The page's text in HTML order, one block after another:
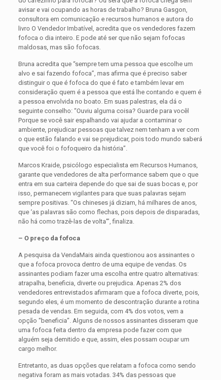
avisar e vai ocupando as horas de trabalho? Bruna Gasgon,
consultora em comunicação e recursos hu­manos e autora do
livro O Vendedor Imbatível, acredita que os vendedores fazem
fofoca o dia inteiro. E pode até ser que não sejam fofocas
maldosas, mas são fofocas.
Bruna acredita que “sempre tem uma pessoa que escolhe um
alvo e sai fazendo fofoca”, mas afirma que é preciso saber
distinguir o que é fofoca do que é fato e também levar em
consideração quem é a pessoa que está lhe contando e quem é
a pessoa envolvida no boato. Em suas palestras, ela dá o
seguinte con­selho: “Ouviu alguma coisa? Guarde para vocêl
Porque se você sair espalhando vai ajudar a contami­nar o
ambiente, prejudicar pessoas que talvez nem tenham a ver com
o que estão falando e vai se preju­dicar, pois todo mundo saberá
que você foi o fofo­queiro da história”.
Marcos Kraide, psicólogo especialista em Recursos Humanos,
garante que vendedores de alta performance sabem que o que
entra em sua carteira depende do que sai de suas bocas e, por
isso, permanecem vigilantes para que suas palavras sejam
sempre positivas. “Os chi­neses já diziam, há milhares de anos,
que ‘as palavras são como flechas, pois depois de disparadas,
não há como trazê-las de volta'”, finaliza.
– O preço da fofoca
A pesquisa da VendaMais ainda questionou aos assinantes o
que a fofoca provoca dentro de uma equipe de vendas. Os
assinantes podiam fazer uma escolha entre quatro alternativas:
atrapalha, beneficia, diverte ou prejudica. Apenas 2% dos
vendedores entrevistados afirma­ram que a fofoca diverte, pois,
segundo eles, é um momento de descontração durante a rotina
pesada de vendas. Em seguida, com 4% dos votos, vem a
opção “beneficia”. Alguns de nossos assinantes disseram que
uma fofoca feita dentro da empresa pode fazer com que
alguém seja demitido e que, assim, eles possam ocupar um
cargo melhor.
Entretanto, as duas opções que relatam a fofoca como sendo
negativa foram as mais votadas. 34% das pessoas que